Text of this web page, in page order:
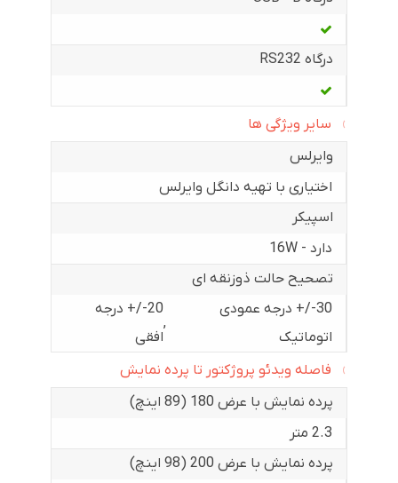
درگاه RS232
سایر ویژگی ها
وایرلس
اختیاری با تهیه دانگل وایرلس
اسپیکر
دارد - 16W
تصحیح حالت ذوزنقه ای
30-/+ درجه عمودی
اتوماتیک
,
20-/+ درجه
افقی
فاصله ویدئو پروژکتور تا پرده نمایش
پرده نمایش با عرض 180 (89 اینچ)
2.3 متر
پرده نمایش با عرض 200 (98 اینچ)